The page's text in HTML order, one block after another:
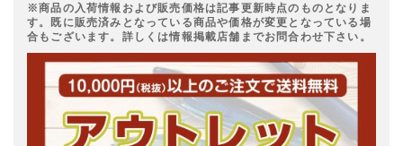
※商品の入荷情報および販売価格は記事更新時点のものとなりま
す。既に販売済みとなっている商品や価格が変更となっている場
合もございます。詳しくは情報掲載店舗までお問合わせ下さい。